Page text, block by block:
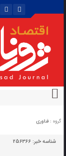
گروه : فناوری
شناسه خبر:256366